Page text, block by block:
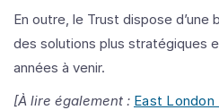
En outre, le Trust dispose
des solutions plus stratégiques
années à venir.
[À lire également : East London